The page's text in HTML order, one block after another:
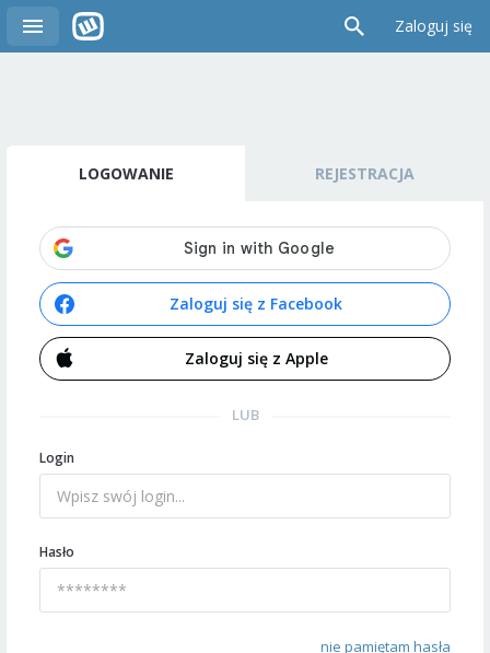
Zaloguj się
LOGOWANIE REJESTRACJA
Zaloguj się z Facebook
Zaloguj się z Apple
LUB
Login
Hasło
nie pamiętam hasła